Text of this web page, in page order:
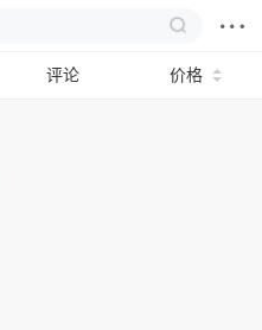
评论 价格